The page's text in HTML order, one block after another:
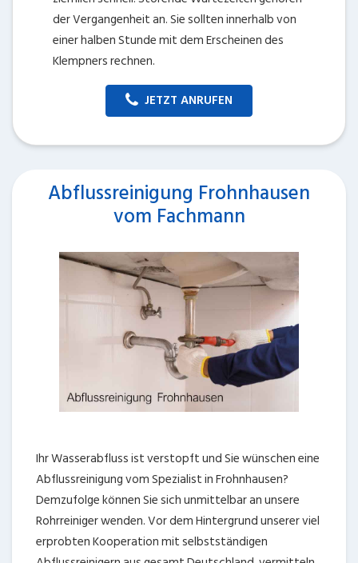
der Vergangenheit an. Sie sollten innerhalb von
einer halben Stunde mit dem Erscheinen des
Klempners rechnen.
JETZT ANRUFEN
Abflussreinigung Frohnhausen
vom Fachmann
Ihr Wasserabfluss ist verstopft und Sie wünschen eine
Abflussreinigung vom Spezialist in Frohnhausen?
Demzufolge können Sie sich unmittelbar an unsere
Rohrreiniger wenden. Vor dem Hintergrund unserer viel
erprobten Kooperation mit selbstständigen